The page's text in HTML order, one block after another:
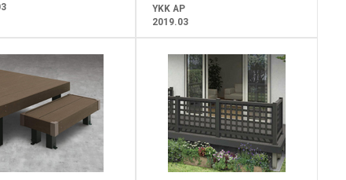
YKK AP
2019.03